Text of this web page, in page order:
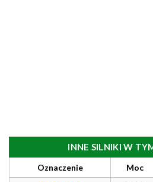
INNE SILNIKI W
Oznaczenie Moc